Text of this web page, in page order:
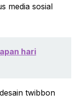
media sosial
hari
twibbon